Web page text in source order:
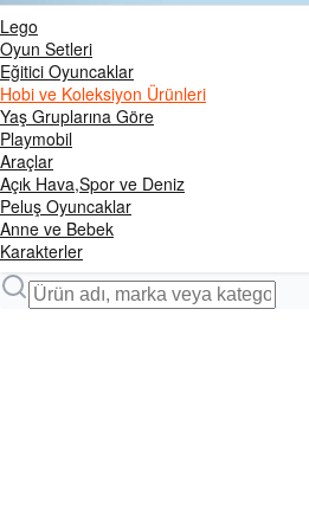
Lego
Oyun Setleri
Eğitici Oyuncaklar
Hobi ve Koleksiyon Ürünleri
Yaş Gruplarına Göre
Playmobil
Araçlar
Açık Hava,Spor ve Deniz
Peluş Oyuncaklar
Anne ve Bebek
Karakterler